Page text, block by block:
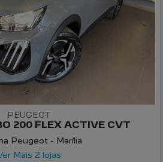
PEUGEOT
200 FLEX ACTIVE CVT
Peugeot - Marília
Mais 2 lojas